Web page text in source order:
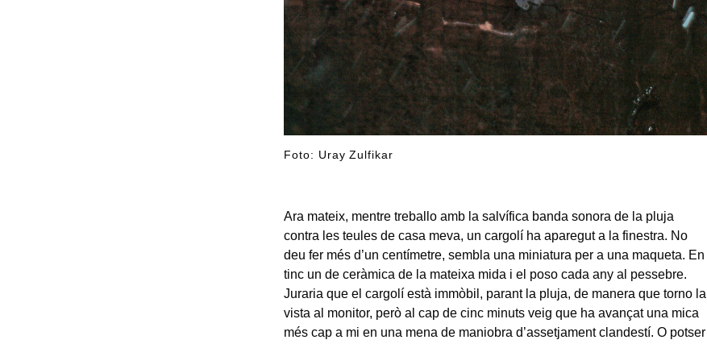
Foto: Uray Zulfikar
Ara mateix, mentre treballo amb la salvífica banda sonora de la pluja
contra les teules de casa meva, un cargolí ha aparegut a la finestra. No
deu fer més d’un centímetre, sembla una miniatura per a una maqueta. En
tinc un de ceràmica de la mateixa mida i el poso cada any al pessebre.
Juraria que el cargolí està immòbil, parant la pluja, de manera que torno la
vista al monitor, però al cap de cinc minuts veig que ha avançat una mica
més cap a mi en una mena de maniobra d’assetjament clandestí. O potser